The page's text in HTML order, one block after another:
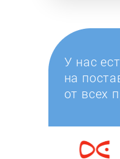
У нас
на
от всех